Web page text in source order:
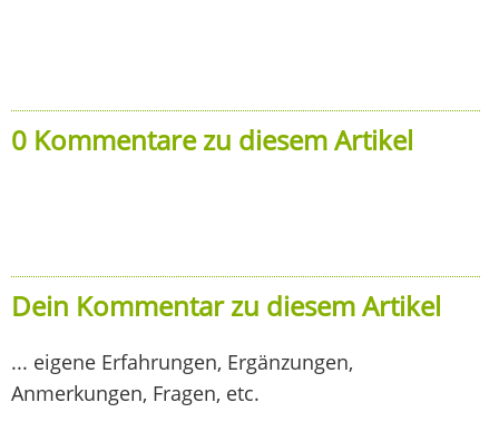
0 Kommentare zu diesem Artikel
Dein Kommentar zu diesem Artikel
... eigene Erfahrungen, Ergänzungen,
Anmerkungen, Fragen, etc.